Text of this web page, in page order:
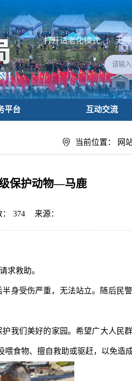
打开适老化模式 | 无
平台 互动交流
当前位置： 网
保护动物—马鹿
374 来源：
求救助。
身受伤严重，无法站立。随后民
我们美好的家园。希望广大人民
食物、擅自救助或驱赶，以免造